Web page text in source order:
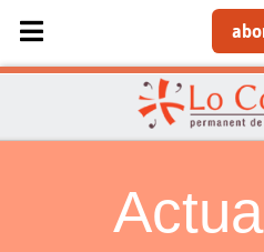
Sélectionnez votre langue